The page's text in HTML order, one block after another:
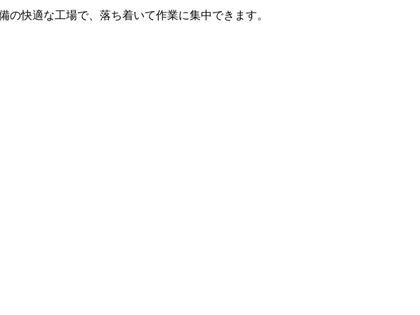
快適な工場で、落ち着いて作業に集中できます。